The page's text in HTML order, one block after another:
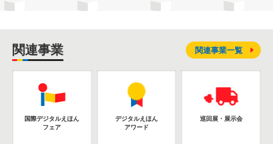
関連事業
国際デジタルえほん
フェア
デジタルえほん
アワード
巡回展・展示会
関連事業一覧